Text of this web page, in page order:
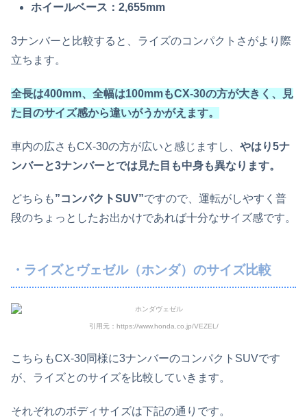
ホイールベース：2,655mm
3ナンバーと比較すると、ライズのコンパクトさがより際
立ちます。
全長は400mm、全幅は100mmもCX-30の方が大きく、見
た目のサイズ感から違いがうかがえます。
車内の広さもCX-30の方が広いと感じますし、 やはり5ナ
ンバーと3ナンバーとでは見た目も中身も異なります。
どちらも”コンパクトSUV”ですので、運転がしやすく普
段のちょっとしたお出かけであれば十分なサイズ感です。
・ライズとヴェゼル（ホンダ）のサイズ比較
引用元：https://www.honda.co.jp/VEZEL/
こちらもCX-30同様に3ナンバーのコンパクトSUVです
が、ライズとのサイズを比較していきます。
それぞれのボディサイズは下記の通りです。